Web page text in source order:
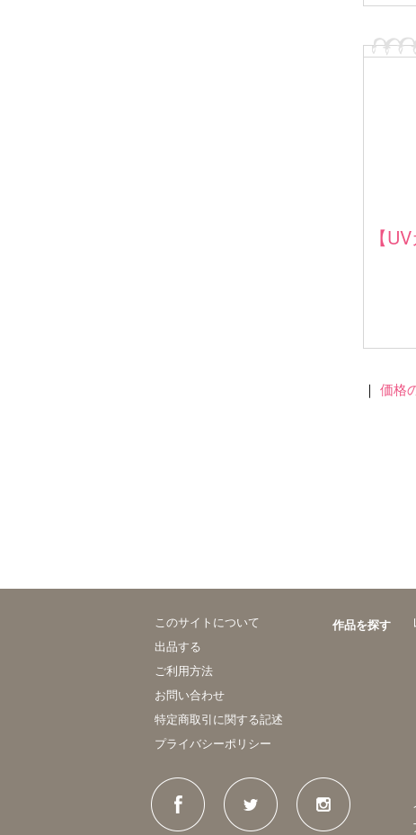
【
｜ 価格
このサイトについて
出品する
ご利用方法
お問い合わせ
特定商取引に関する記述
プライバシーポリシー
作品を探す